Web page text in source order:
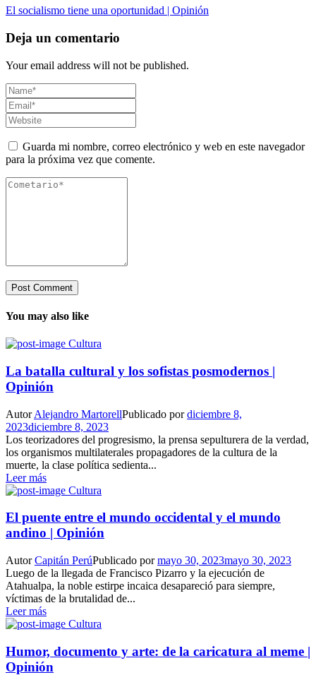
El socialismo tiene una oportunidad | Opinión
Deja un comentario
Your email address will not be published.
Guarda mi nombre, correo electrónico y web en este navegador
para la próxima vez que comente.
You may also like
Cultura
La batalla cultural y los sofistas posmodernos |
Opinión
AutorAlejandro MartorellPublicado pordiciembre 8,
2023diciembre 8, 2023
Los teorizadores del progresismo, la prensa sepulturera de la verdad,
los organismos multilaterales propagadores de la cultura de la
muerte, la clase política sedienta...
Leer más
Cultura
El puente entre el mundo occidental y el mundo
andino | Opinión
AutorCapitán PerúPublicado pormayo 30, 2023mayo 30, 2023
Luego de la llegada de Francisco Pizarro y la ejecución de
Atahualpa, la noble estirpe incaica desapareció para siempre,
víctimas de la brutalidad de...
Leer más
Cultura
Humor, documento y arte: de la caricatura al meme |
Opinión